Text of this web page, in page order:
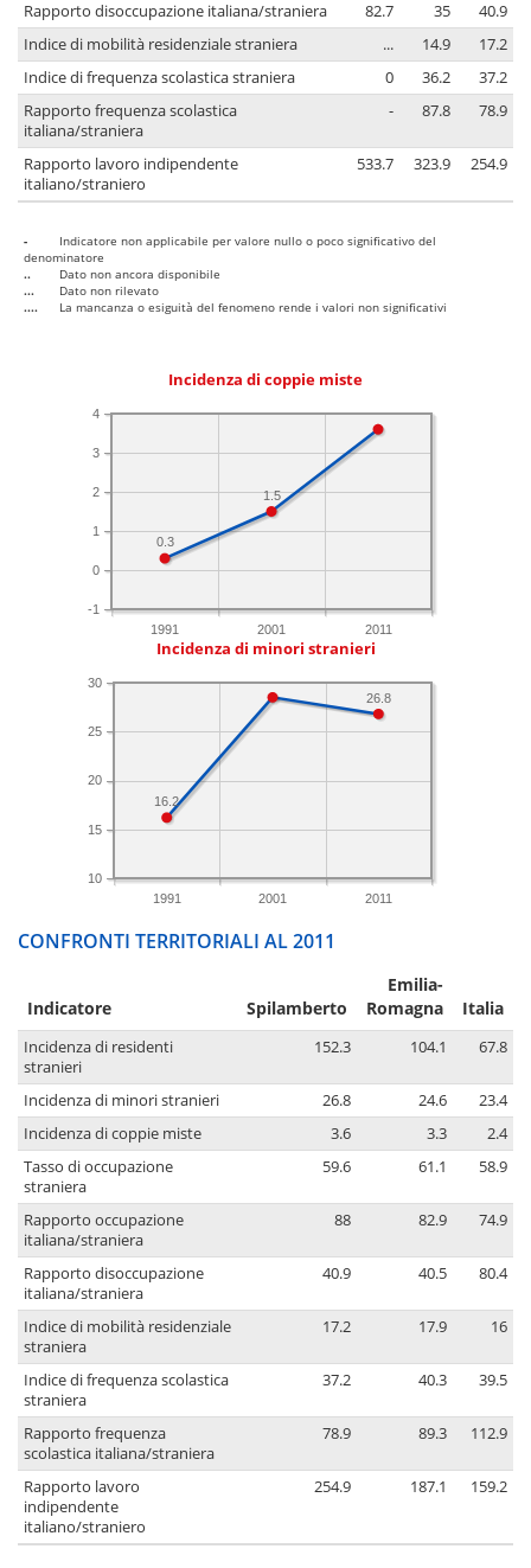
Rapporto disoccupazione italiana/straniera
82.7 35
40.9
Indice di mobilità residenziale straniera
... 14.9
17.2
Indice di frequenza scolastica straniera
0 36.2
37.2
Rapporto frequenza scolastica
italiana/straniera
- 87.8 78.9
Rapporto lavoro indipendente
italiano/straniero
533.7 323.9 254.9
-
Indicatore non applicabile per valore nullo o poco significativo del
denominatore
..
Dato non ancora disponibile
...
Dato non rilevato
....
La mancanza o esiguità del fenomeno rende i valori non significativi
Incidenza di coppie miste
1991 2001 2011
-1
0
1
2
3
4
1.5
0.3
Incidenza di minori stranieri
1991 2001 2011
10
15
20
25
30
26.8
16.2
CONFRONTI TERRITORIALI AL 2011
Indicatore Spilamberto
Emilia-
Romagna
Italia
Incidenza di residenti
stranieri
152.3 104.1 67.8
Incidenza di minori stranieri 26.8 24.6
23.4
Incidenza di coppie miste
3.6 3.3
2.4
Tasso di occupazione
straniera
59.6 61.1 58.9
Rapporto occupazione
italiana/straniera
88 82.9 74.9
Rapporto disoccupazione
italiana/straniera
40.9 40.5 80.4
Indice di mobilità residenziale
straniera
17.2 17.9 16
Indice di frequenza scolastica
straniera
37.2 40.3 39.5
Rapporto frequenza
scolastica italiana/straniera
78.9 89.3 112.9
Rapporto lavoro
indipendente
italiano/straniero
254.9 187.1 159.2